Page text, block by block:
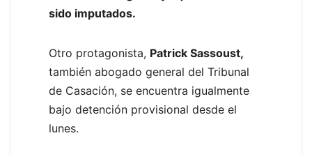
sido imputados.
Otro protagonista, Patrick Sassoust,
también abogado general del Tribunal
de Casación, se encuentra igualmente
bajo detención provisional desde el
lunes.